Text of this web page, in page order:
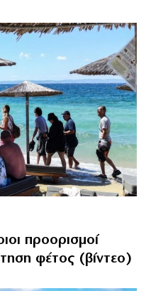
προορισμοί
φέτος (βίντεο)